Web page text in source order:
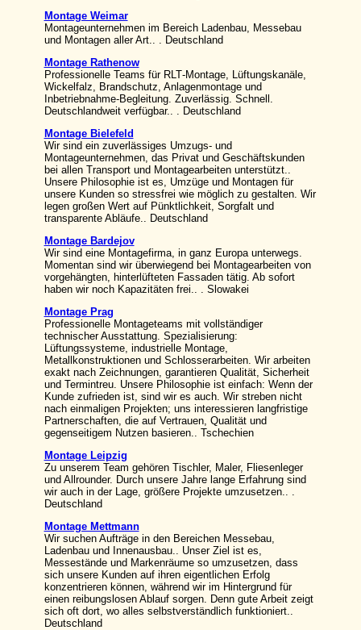
Montage Weimar
Montageunternehmen im Bereich Ladenbau, Messebau
und Montagen aller Art.. . Deutschland
Montage Rathenow
Professionelle Teams für RLT‑Montage, Lüftungskanäle,
Wickelfalz, Brandschutz, Anlagenmontage und
Inbetriebnahme‑Begleitung. Zuverlässig. Schnell.
Deutschlandweit verfügbar.. . Deutschland
Montage Bielefeld
Wir sind ein zuverlässiges Umzugs- und
Montageunternehmen, das Privat und Geschäftskunden
bei allen Transport und Montagearbeiten unterstützt..
Unsere Philosophie ist es, Umzüge und Montagen für
unsere Kunden so stressfrei wie möglich zu gestalten. Wir
legen großen Wert auf Pünktlichkeit, Sorgfalt und
transparente Abläufe.. Deutschland
Montage Bardejov
Wir sind eine Montagefirma, in ganz Europa unterwegs.
Momentan sind wir überwiegend bei Montagearbeiten von
vorgehängten, hinterlüfteten Fassaden tätig. Ab sofort
haben wir noch Kapazitäten frei.. . Slowakei
Montage Prag
Professionelle Montageteams mit vollständiger
technischer Ausstattung. Spezialisierung:
Lüftungssysteme, industrielle Montage,
Metallkonstruktionen und Schlosserarbeiten. Wir arbeiten
exakt nach Zeichnungen, garantieren Qualität, Sicherheit
und Termintreu. Unsere Philosophie ist einfach: Wenn der
Kunde zufrieden ist, sind wir es auch. Wir streben nicht
nach einmaligen Projekten; uns interessieren langfristige
Partnerschaften, die auf Vertrauen, Qualität und
gegenseitigem Nutzen basieren.. Tschechien
Montage Leipzig
Zu unserem Team gehören Tischler, Maler, Fliesenleger
und Allrounder. Durch unsere Jahre lange Erfahrung sind
wir auch in der Lage, größere Projekte umzusetzen.. .
Deutschland
Montage Mettmann
Wir suchen Aufträge in den Bereichen Messebau,
Ladenbau und Innenausbau.. Unser Ziel ist es,
Messestände und Markenräume so umzusetzen, dass
sich unsere Kunden auf ihren eigentlichen Erfolg
konzentrieren können, während wir im Hintergrund für
einen reibungslosen Ablauf sorgen. Denn gute Arbeit zeigt
sich oft dort, wo alles selbstverständlich funktioniert..
Deutschland